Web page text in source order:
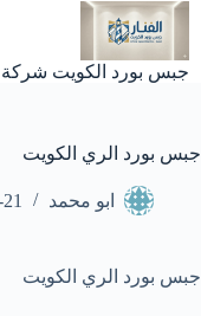
التجاوز
المحتوى
جبس بورد الكويت شركة
جبس بورد الري الكويت
ابو محمد
جبس بورد الري الكويت